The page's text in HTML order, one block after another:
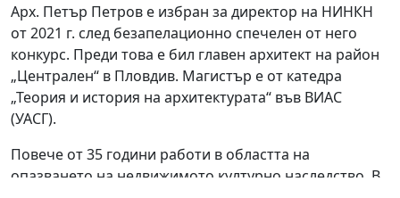
Арх. Петър Петров е избран за директор на НИНКН
от 2021 г. след безапелационно спечелен от него
конкурс. Преди това е бил главен архитект на район
„Централен“ в Пловдив. Магистър е от катедра
„Теория и история на архитектурата“ във ВИАС
(УАСГ).
Повече от 35 години работи в областта на
опазването на недвижимото културно наследство. В